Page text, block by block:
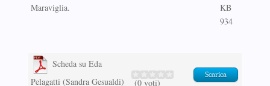
Maraviglia.
KB
934
Scheda su Eda
Pelagatti (Sandra Gesualdi)
(0 voti)
Scarica